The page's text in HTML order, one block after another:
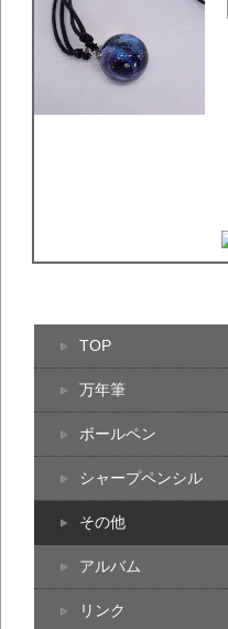
TOP
万年筆
ボールペン
シャープペンシル
その他
アルバム
リンク